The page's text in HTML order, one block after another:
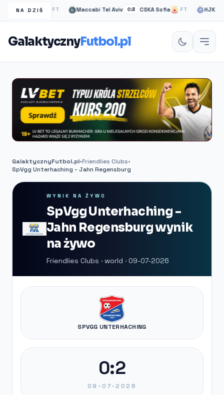
NA DZIŚ
Rangers Maccabi Tel Aviv 0:3 CSKA Sofia FT HJK
GalaktycznyFutbol.pl
GalaktycznyFutbol.pl•Friendlies Clubs•
SpVgg Unterhaching - Jahn Regensburg
WYNIK NA ŻYWO
SpVgg Unterhaching -
Jahn Regensburg wynik
na żywo
Friendlies Clubs · world · 09-07-2026
SPVGG UNTERHACHING
0:2
09-07-2026